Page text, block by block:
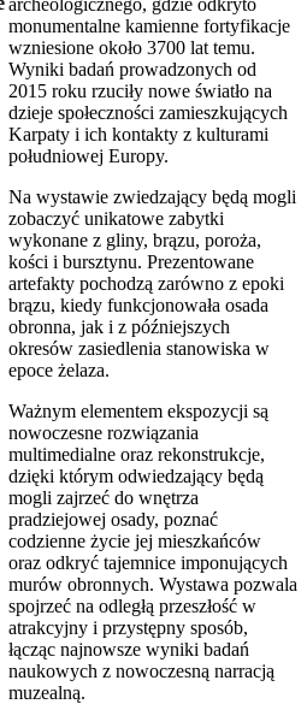
archeologicznego, gdzie odkryto
monumentalne kamienne fortyfikacje
wzniesione około 3700 lat temu.
Wyniki badań prowadzonych od
2015 roku rzuciły nowe światło na
dzieje społeczności zamieszkujących
Karpaty i ich kontakty z kulturami
południowej Europy.
Na wystawie zwiedzający będą mogli
zobaczyć unikatowe zabytki
wykonane z gliny, brązu, poroża,
kości i bursztynu. Prezentowane
artefakty pochodzą zarówno z epoki
brązu, kiedy funkcjonowała osada
obronna, jak i z późniejszych
okresów zasiedlenia stanowiska w
epoce żelaza.
Ważnym elementem ekspozycji są
nowoczesne rozwiązania
multimedialne oraz rekonstrukcje,
dzięki którym odwiedzający będą
mogli zajrzeć do wnętrza
pradziejowej osady, poznać
codzienne życie jej mieszkańców
oraz odkryć tajemnice imponujących
murów obronnych. Wystawa pozwala
spojrzeć na odległą przeszłość w
atrakcyjny i przystępny sposób,
łącząc najnowsze wyniki badań
naukowych z nowoczesną narracją
muzealną.